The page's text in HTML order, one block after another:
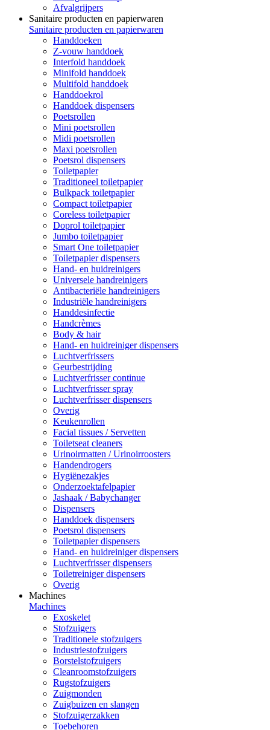
Afvalgrijpers
Sanitaire producten en papierwaren
Sanitaire producten en papierwaren
Handdoeken
Z-vouw handdoek
Interfold handdoek
Minifold handdoek
Multifold handdoek
Handdoekrol
Handdoek dispensers
Poetsrollen
Mini poetsrollen
Midi poetsrollen
Maxi poetsrollen
Poetsrol dispensers
Toiletpapier
Traditioneel toiletpapier
Bulkpack toiletpapier
Compact toiletpapier
Coreless toiletpapier
Doprol toiletpapier
Jumbo toiletpapier
Smart One toiletpapier
Toiletpapier dispensers
Hand- en huidreinigers
Universele handreinigers
Antibacteriële handreinigers
Industriële handreinigers
Handdesinfectie
Handcrèmes
Body & hair
Hand- en huidreiniger dispensers
Luchtverfrissers
Geurbestrijding
Luchtverfrisser continue
Luchtverfrisser spray
Luchtverfrisser dispensers
Overig
Keukenrollen
Facial tissues / Servetten
Toiletseat cleaners
Urinoirmatten / Urinoirroosters
Handendrogers
Hygiënezakjes
Onderzoektafelpapier
Jashaak / Babychanger
Dispensers
Handdoek dispensers
Poetsrol dispensers
Toiletpapier dispensers
Hand- en huidreiniger dispensers
Luchtverfrisser dispensers
Toiletreiniger dispensers
Overig
Machines
Machines
Exoskelet
Stofzuigers
Traditionele stofzuigers
Industriestofzuigers
Borstelstofzuigers
Cleanroomstofzuigers
Rugstofzuigers
Zuigmonden
Zuigbuizen en slangen
Stofzuigerzakken
Toebehoren